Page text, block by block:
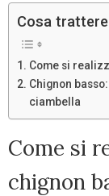
Cosa
Come si
Chignon
ciambella
Come si
chignon